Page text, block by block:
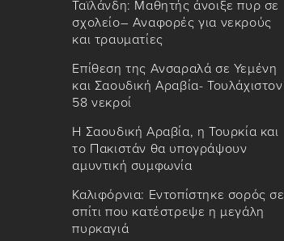
Ταϊλάνδη: Μαθητής άνοιξε πυρ σε
σχολείο– Αναφορές για νεκρούς
και τραυματίες
Επίθεση της Ανσαραλά σε Υεμένη
και Σαουδική Αραβία- Τουλάχιστον
58 νεκροί
Η Σαουδική Αραβία, η Τουρκία και
το Πακιστάν θα υπογράψουν
αμυντική συμφωνία
Καλιφόρνια: Εντοπίστηκε σορός σε
σπίτι που κατέστρεψε η μεγάλη
πυρκαγιά